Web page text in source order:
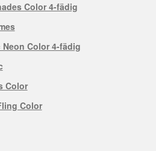
Color 4-fädig
Neon Color 4-fädig
Color
Color